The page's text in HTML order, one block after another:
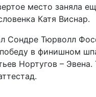
место заняла
Катя Виснар.
Сондре Тюрволл
в финишном
Нортугов – Эвена.